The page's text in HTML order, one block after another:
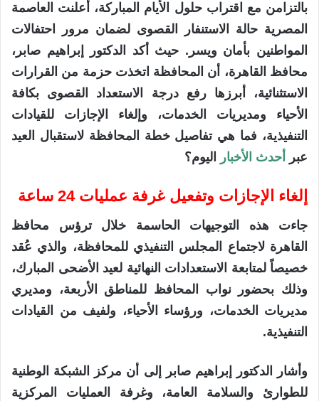
بالتزامن مع اقتراب حلول الأيام المباركة، أعلنت العاصمة
المصرية حالة الاستنفار القصوى لضمان مرور احتفالات
المواطنين بأمان ويسر. حيث أكد الدكتور إبراهيم صابر،
محافظ القاهرة، أن المحافظة اتخذت حزمة من القرارات
الاستثنائية، أبرزها رفع درجة الاستعداد القصوى بكافة
الأحياء ومديريات الخدمات، وإلغاء الإجازات للقيادات
التنفيذية، فما هي تفاصيل خطة المحافظة لاستقبال العيد
عبر
أحدث الأخبار اليوم؟
إلغاء الإجازات وتفعيل غرفة عمليات 24 ساعة
جاءت هذه التوجيهات الحاسمة خلال ترؤس محافظ
القاهرة لاجتماع المجلس التنفيذي للمحافظة، والذي عُقد
خصيصاً لمتابعة الاستعدادات النهائية لعيد الأضحى المبارك،
وذلك بحضور نواب المحافظ للمناطق الأربعة، ومديري
مديريات الخدمات، ورؤساء الأحياء، ولفيف من القيادات
التنفيذية.
وأشار الدكتور إبراهيم صابر إلى أن مركز الشبكة الوطنية
للطوارئ والسلامة العامة، وغرفة العمليات المركزية